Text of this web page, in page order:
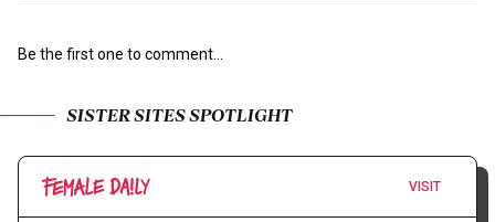
Be the first one to comment...
SISTER SITES SPOTLIGHT
VISIT